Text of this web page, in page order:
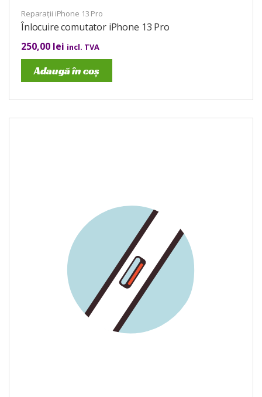
Reparații iPhone 13 Pro
Înlocuire comutator iPhone 13 Pro
250,00 lei incl. TVA
Adaugă în coș